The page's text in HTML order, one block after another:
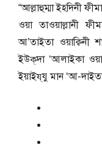
“আল্লাহুম্মা ইহদিনী
ওয়া তাওয়াল্লানী
আ’তাইতা ওয়াক্বিনী
ইউক্‌দা ‘আলাইকা ওয়া
ইয়াইয্‌যু মান ‘আ-